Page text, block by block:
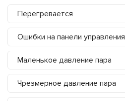
Перегревается
Ошибки на панели управления
Маленькое давление пара
Чрезмерное давление пара